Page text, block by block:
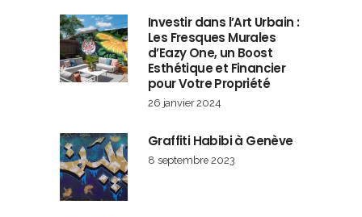
Investir dans l’Art Urbain :
Les Fresques Murales
d’Eazy One, un Boost
Esthétique et Financier
pour Votre Propriété
26 janvier 2024
Graffiti Habibi à Genève
8 septembre 2023